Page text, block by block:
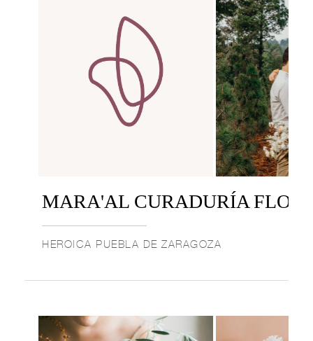
MARA'AL CURADURÍA
HEROICA PUEBLA DE ZARAGOZA